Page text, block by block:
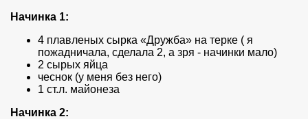
Начинка 1:
4 плавленых сырка «Дружба» на терке ( я
пожадничала, сделала 2, а зря - начинки мало)
2 сырых яйца
чеснок (у меня без него)
1 ст.л. майонеза
Начинка 2: